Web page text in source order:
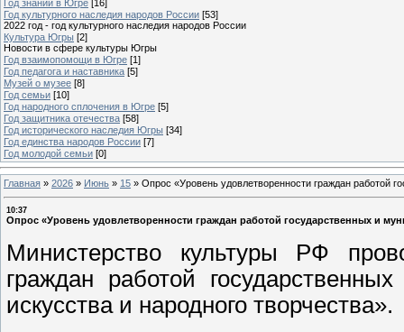
Год знаний в Югре [16]
Год культурного наследия народов России [53]
2022 год - год культурного наследия народов России
Культура Югры [2]
Новости в сфере культуры Югры
Год взаимопомощи в Югре [1]
Год педагога и наставника [5]
Музей о музее [8]
Год семьи [10]
Год народного сплочения в Югре [5]
Год защитника отечества [58]
Год исторического наследия Югры [34]
Год единства народов России [7]
Год молодой семьи [0]
Главная » 2026 » Июнь » 15 » Опрос «Уровень удовлетворенности граждан работой
10:37
Опрос «Уровень удовлетворенности граждан работой государственных и
Министерство культуры РФ
граждан работой
искусства и народного творчества».